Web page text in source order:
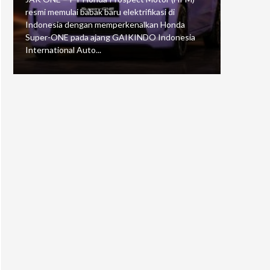
resmi memulai babak baru elektrifikasi di
Indonesia dengan memperkenalkan Honda
Super-ONE pada ajang GAIKINDO Indonesia
International Auto...